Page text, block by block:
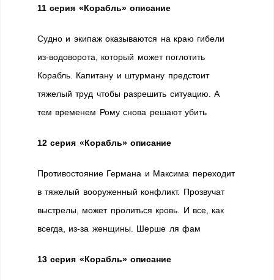
11 серия «Корабль» описание
Судно и экипаж оказываются на краю гибели
из-водоворота, который может поглотить
Корабль. Капитану и штурману предстоит
тяжелый труд чтобы разрешить ситуацию. А
тем временем Рому снова решают убить
12 серия «Корабль» описание
Противостояние Германа и Максима переходит
в тяжелый вооруженный конфликт. Прозвучат
выстрелы, может пролиться кровь. И все, как
всегда, из-за женщины. Шерше ля фам
13 серия «Корабль» описание